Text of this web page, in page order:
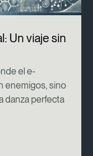
Un viaje sin
el e-
enemigos, sino
danza perfecta